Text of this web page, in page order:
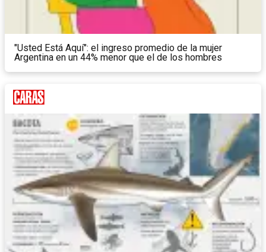
"Usted Está Aquí": el ingreso promedio de la mujer
Argentina en un 44% menor que el de los hombres